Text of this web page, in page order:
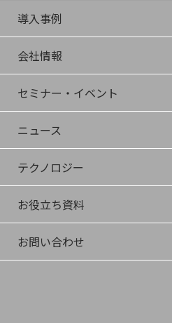
Energize
Juku
導入事例
会社情報
会社概要
役員紹介
セミナー・イベント
セミナー・イベント一覧
アーカイブ
ニュース
ニュース一覧
プレスリリース
イベント登壇
テクノロジー
テクノロジー
サイエンスコラム
お役立ち資料
ダウンロード
動画
お問い合わせ
デモ・トライアル希望